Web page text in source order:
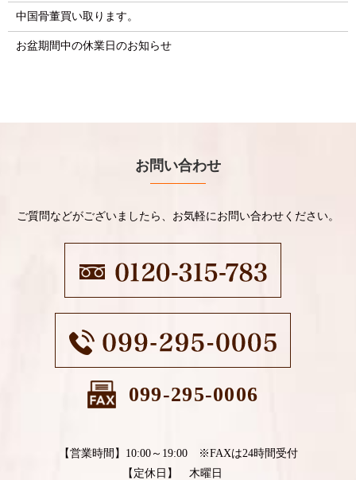
中国骨董買い取ります。
お盆期間中の休業日のお知らせ
お問い合わせ
ご質問などがございましたら、お気軽にお問い合わせください。
099-295-0006
【営業時間】10:00～19:00 ※FAXは24時間受付
【定休日】 木曜日